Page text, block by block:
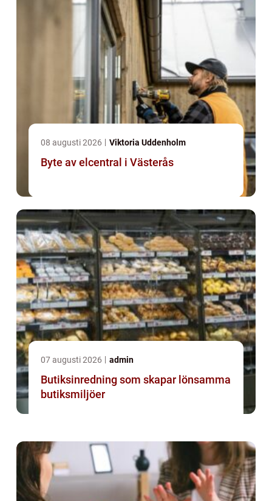
08 augusti 2026 Viktoria Uddenholm
Byte av elcentral i Västerås
07 augusti 2026 admin
Butiksinredning som skapar lönsamma
butiksmiljöer